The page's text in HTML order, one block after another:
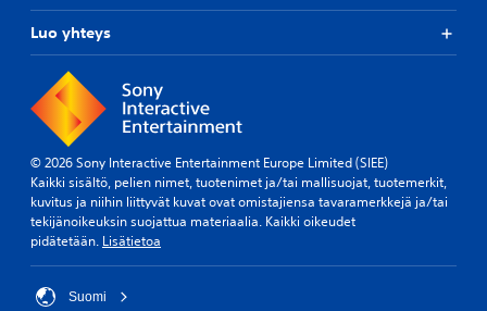
Luo yhteys
© 2026 Sony Interactive Entertainment Europe Limited (SIEE)
Kaikki sisältö, pelien nimet, tuotenimet ja/tai mallisuojat, tuotemerkit,
kuvitus ja niihin liittyvät kuvat ovat omistajiensa tavaramerkkejä ja/tai
tekijänoikeuksin suojattua materiaalia. Kaikki oikeudet
pidätetään. Lisätietoa
Suomi